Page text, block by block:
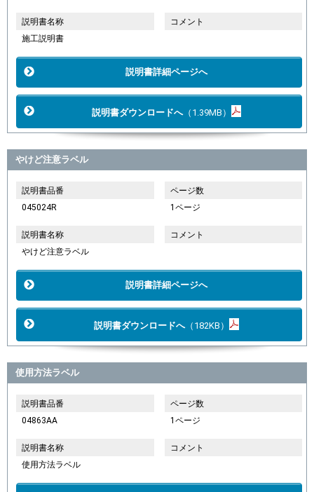
説明書名称
施工説明書
コメント
説明書詳細ページへ
説明書ダウンロードへ（1.39MB）
やけど注意ラベル
説明書品番
045024R
ページ数
1ページ
説明書名称
やけど注意ラベル
コメント
説明書詳細ページへ
説明書ダウンロードへ（182KB）
使用方法ラベル
説明書品番
04863AA
ページ数
1ページ
説明書名称
使用方法ラベル
コメント